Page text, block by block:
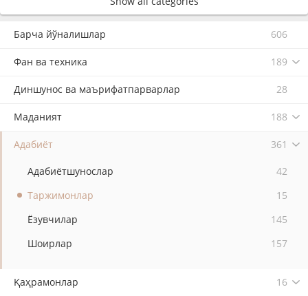
Барча йўналишлар 606
Фан ва техника 189
Диншунос ва маърифатпарварлар 28
Маданият 188
Адабиёт 361
Адабиётшунослар
42
Таржимонлар
15
Ёзувчилар
145
Шоирлар
157
Қаҳрамонлар 16